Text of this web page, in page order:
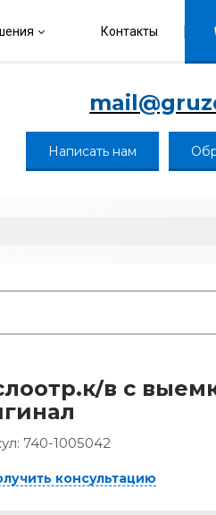
Контакты
Написать нам
в с
740-1005042
консультацию